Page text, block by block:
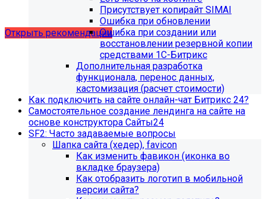
хватает места?
Открыть рекомендации
Присутствует копирайт SIMAI
Ошибка при обновлении
Ошибка при создании или
восстановлении резервной копии
средствами 1С-Битрикс
Дополнительная разработка
функционала, перенос данных,
кастомизация (расчет стоимости)
Как подключить на сайте онлайн-чат Битрикс 24?
Самостоятельное создание лендинга на сайте на
основе конструктора Сайты24
SF2: Часто задаваемые вопросы
Шапка сайта (хедер), favicon
Как изменить фавикон (иконка во
вкладке браузера)
Как отобразить логотип в мобильной
версии сайта?